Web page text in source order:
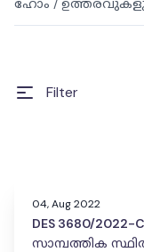
ഹോം /
Filter
04, Aug 2022
DES 3680/
സാമ്പത്തിക